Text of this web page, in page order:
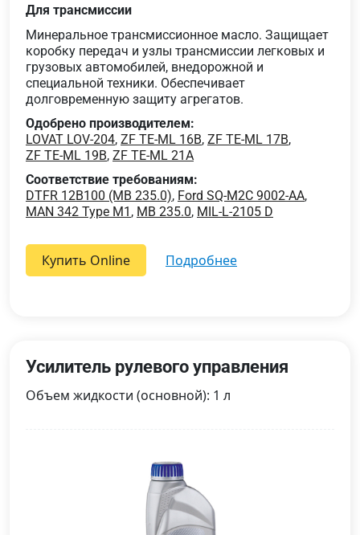
Для трансмиссии
Минеральное трансмиссионное масло. Защищает
коробку передач и узлы трансмиссии легковых и
грузовых автомобилей, внедорожной и
специальной техники. Обеспечивает
долговременную защиту агрегатов.
Одобрено производителем:
LOVAT LOV-204, ZF TE-ML 16B, ZF TE-ML 17B,
ZF TE-ML 19B, ZF TE-ML 21A
Соответствие требованиям:
DTFR 12B100 (MB 235.0), Ford SQ-M2C 9002-AA,
MAN 342 Type M1 , MB 235.0, MIL-L-2105 D
Купить Online подробнее
Усилитель рулевого управления
Объем жидкости (основной): 1 л